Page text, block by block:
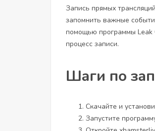
Запись прямых
запомнить важные
помощью программы Leak
процесс записи.
Шаги по
Скачайте и
Запустите